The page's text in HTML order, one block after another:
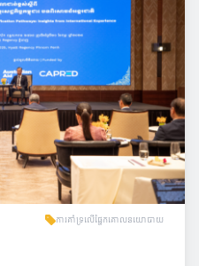
ការគាំទ្រលើផ្នែកគោលនយោបាយ